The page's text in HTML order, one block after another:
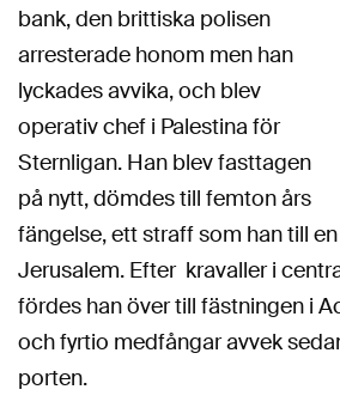
bank, den brittiska polisen
arresterade honom men han
lyckades avvika, och blev
operativ chef i Palestina för
Sternligan. Han blev fasttagen
på nytt, dömdes till femton års
fängelse, ett straff som han till
Jerusalem. Efter kravaller i
fördes han över till fästningen i
och fyrtio medfångar avvek
porten.